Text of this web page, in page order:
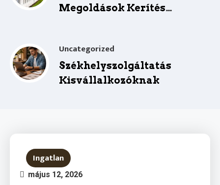
Megoldások Kerítés
Uncategorized
Székhelyszolgáltatás
Kisvállalkozóknak
Ingatlan
május 12, 2026